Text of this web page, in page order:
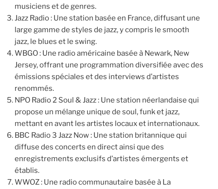
musiciens et de genres.
Jazz Radio : Une station basée en France, diffusant une
large gamme de styles de jazz, y compris le smooth
jazz, le blues et le swing.
WBGO : Une radio américaine basée à Newark, New
Jersey, offrant une programmation diversifiée avec des
émissions spéciales et des interviews d’artistes
renommés.
NPO Radio 2 Soul & Jazz : Une station néerlandaise qui
propose un mélange unique de soul, funk et jazz,
mettant en avant les artistes locaux et internationaux.
BBC Radio 3 Jazz Now : Une station britannique qui
diffuse des concerts en direct ainsi que des
enregistrements exclusifs d’artistes émergents et
établis.
WWOZ : Une radio communautaire basée à La